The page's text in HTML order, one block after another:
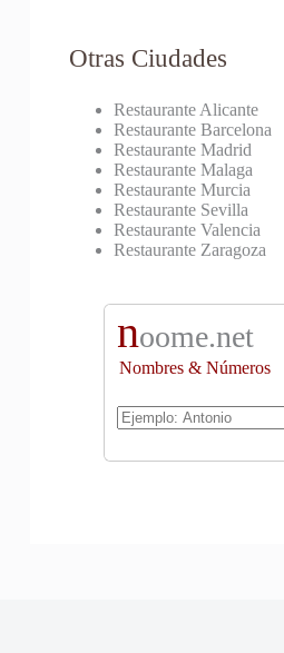
Otras Ciudades
Restaurante Alicante
Restaurante Barcelona
Restaurante Madrid
Restaurante Malaga
Restaurante Murcia
Restaurante Sevilla
Restaurante Valencia
Restaurante Zaragoza
noome.net
Nombres & Números